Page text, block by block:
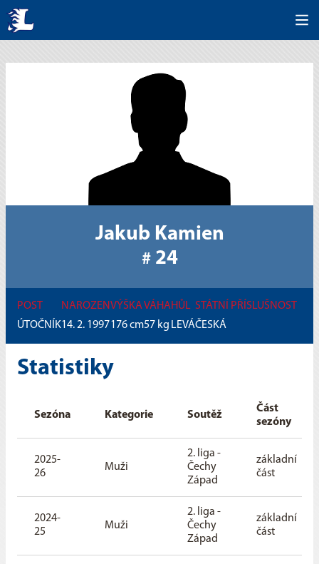
Jakub Kamien
# 24
POST
ÚTOČNÍK
NAROZEN
14. 2. 1997
VÝŠKA
176cm
VÁHA
57 kg
HŮL
LEVÁ
STÁTNÍ PŘÍSLUŠNOST
ČESKÁ
Statistiky
Sezóna Kategorie Soutěž
Část
sezóny
2025-
26
Muži
2. liga -
Čechy
Západ
základní
část
2024-
25
Muži
2. liga -
Čechy
Západ
základní
část